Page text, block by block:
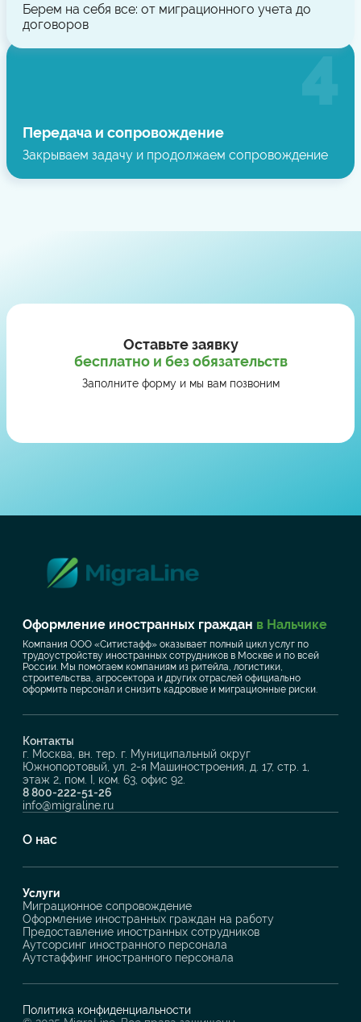
Берем на себя все: от миграционного учета до
договоров
Передача и сопровождение
Закрываем задачу и продолжаем сопровождение
Оставьте заявку
бесплатно и без обязательств
Заполните форму и мы вам позвоним
Оформление иностранных граждан в Нальчике
Компания ООО «Ситистафф» оказывает полный цикл услуг по
трудоустройству иностранных сотрудников в Москве и по всей
России. Мы помогаем компаниям из ритейла, логистики,
строительства, агросектора и других отраслей официально
оформить персонал и снизить кадровые и миграционные риски.
Контакты
г. Москва, вн. тер. г. Муниципальный округ
Южнопортовый, ул. 2-я Машиностроения, д. 17, стр. 1,
этаж 2, пом. I, ком. 63, офис 92.
8 800-222-51-26
info@migraline.ru
О нас
Услуги
Миграционное сопровождение
Оформление иностранных граждан на работу
Предоставление иностранных сотрудников
Аутсорсинг иностранного персонала
Аутстаффинг иностранного персонала
Политика конфиденциальности